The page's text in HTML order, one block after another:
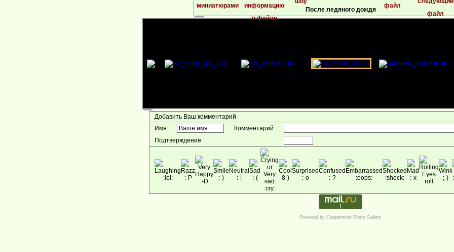
После ледяного дождя
Добавить Ваш комментарий
Имя
Комментарий
Подтверждение
Powered by Coppermine Photo Gallery